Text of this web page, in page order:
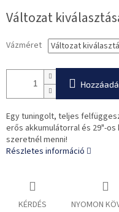
Változat
Vázméret
Egy tuningolt, teljes
erős akkumulátorral és 29"-
szeretnél menni!
Részletes információ
KÉRDÉS NYOMON